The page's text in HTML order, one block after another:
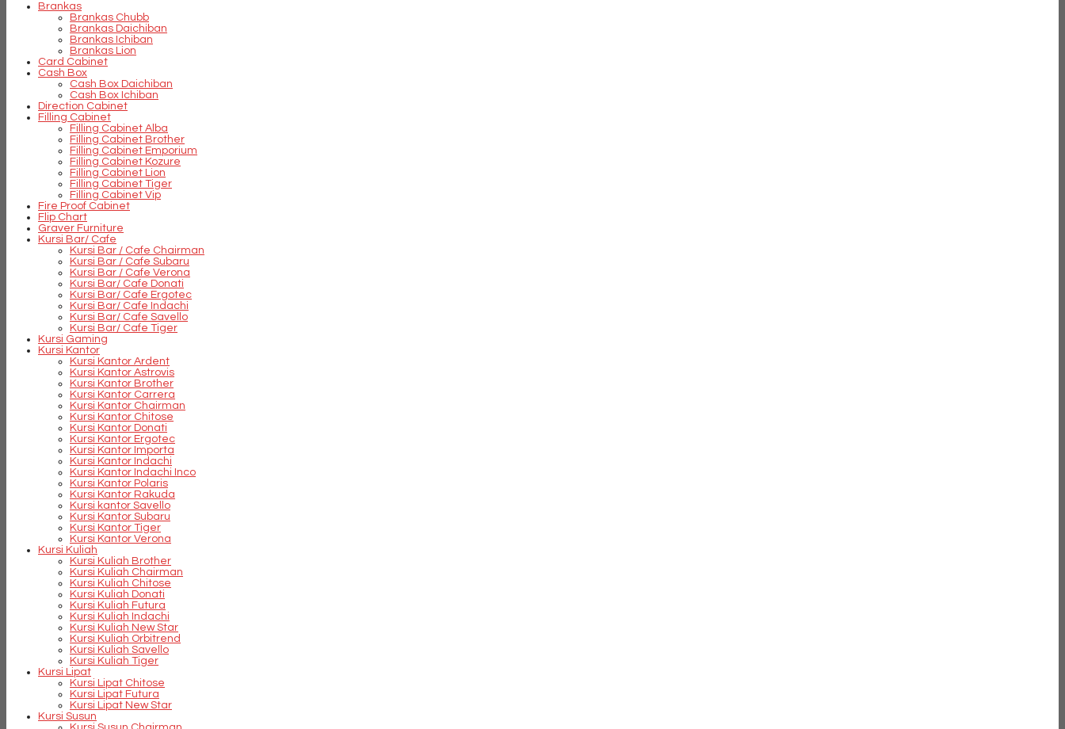
Brankas
Brankas Chubb
Brankas Daichiban
Brankas Ichiban
Brankas Lion
Card Cabinet
Cash Box
Cash Box Daichiban
Cash Box Ichiban
Direction Cabinet
Filling Cabinet
Filling Cabinet Alba
Filling Cabinet Brother
Filling Cabinet Emporium
Filling Cabinet Kozure
Filling Cabinet Lion
Filling Cabinet Tiger
Filling Cabinet Vip
Fire Proof Cabinet
Flip Chart
Graver Furniture
Kursi Bar/ Cafe
Kursi Bar / Cafe Chairman
Kursi Bar / Cafe Subaru
Kursi Bar / Cafe Verona
Kursi Bar/ Cafe Donati
Kursi Bar/ Cafe Ergotec
Kursi Bar/ Cafe Indachi
Kursi Bar/ Cafe Savello
Kursi Bar/ Cafe Tiger
Kursi Gaming
Kursi Kantor
Kursi Kantor Ardent
Kursi Kantor Astrovis
Kursi Kantor Brother
Kursi Kantor Carrera
Kursi Kantor Chairman
Kursi Kantor Chitose
Kursi Kantor Donati
Kursi Kantor Ergotec
Kursi Kantor Importa
Kursi Kantor Indachi
Kursi Kantor Indachi Inco
Kursi Kantor Polaris
Kursi Kantor Rakuda
Kursi kantor Savello
Kursi Kantor Subaru
Kursi Kantor Tiger
Kursi Kantor Verona
Kursi Kuliah
Kursi Kuliah Brother
Kursi Kuliah Chairman
Kursi Kuliah Chitose
Kursi Kuliah Donati
Kursi Kuliah Futura
Kursi Kuliah Indachi
Kursi Kuliah New Star
Kursi Kuliah Orbitrend
Kursi Kuliah Savello
Kursi Kuliah Tiger
Kursi Lipat
Kursi Lipat Chitose
Kursi Lipat Futura
Kursi Lipat New Star
Kursi Susun